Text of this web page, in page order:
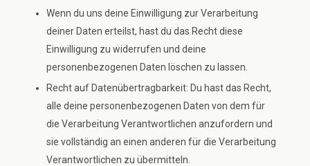
Wenn du uns deine Einwilligung zur Verarbeitung
deiner Daten erteilst, hast du das Recht diese
Einwilligung zu widerrufen und deine
personenbezogenen Daten löschen zu lassen.
Recht auf Datenübertragbarkeit: Du hast das Recht,
alle deine personenbezogenen Daten von dem für
die Verarbeitung Verantwortlichen anzufordern und
sie vollständig an einen anderen für die Verarbeitung
Verantwortlichen zu übermitteln.